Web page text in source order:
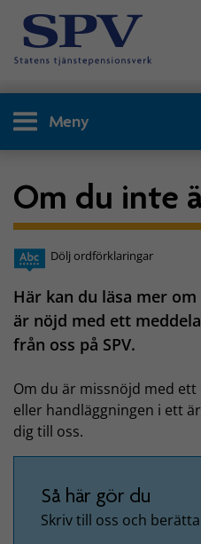
Meny
Om du inte
Dölj ordförklaringar
Här kan du läsa mer
är nöjd med ett
från oss på SPV.
Om du är missnöjd med
eller handläggningen i ett
dig till oss.
Så här gör du
Skriv till oss och berätta